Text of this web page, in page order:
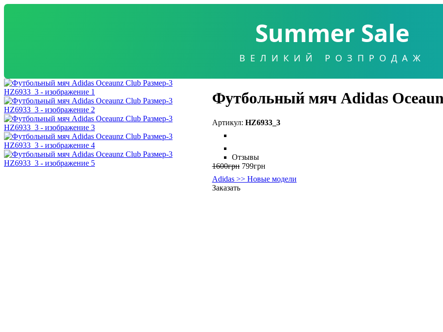
Summer Sale
ВЕЛИКИЙ РОЗПРОДАЖ
Футбольный мяч Adidas
HZ6933_3
Отзывы
1600грн 799грн
Adidas >> Новые модели
Заказать